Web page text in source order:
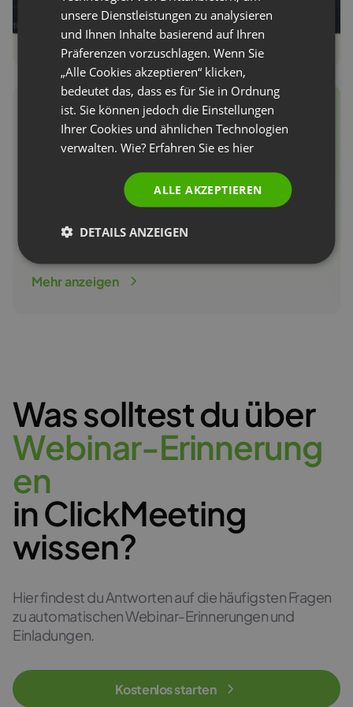
Erfahre, wie du 100% aus der
Automatisierung in
ClickMeeting herausholst
Entdecke alle Tools zur Webinar-Automatisierung
in ClickMeeting. Wir helfen dir, größer zu arbeiten
Mehr anzeigen
Was solltest du über
Webinar-Erinnerung
en
in ClickMeeting
wissen?
Hier findest du Antworten auf die häufigsten Fragen
zu automatischen Webinar-Erinnerungen und
Einladungen.
Kostenlos starten
RUSSIAN
SPANISH
ITALIAN
unsere Dienstleistungen zu analysieren
und Ihnen Inhalte basierend auf Ihren
Präferenzen vorzuschlagen. Wenn Sie
„Alle Cookies akzeptieren“ klicken,
bedeutet das, dass es für Sie in Ordnung
ist. Sie können jedoch die Einstellungen
Ihrer Cookies und ähnlichen Technologien
verwalten. Wie? Erfahren Sie es hier
ALLE AKZEPTIEREN
DETAILS ANZEIGEN